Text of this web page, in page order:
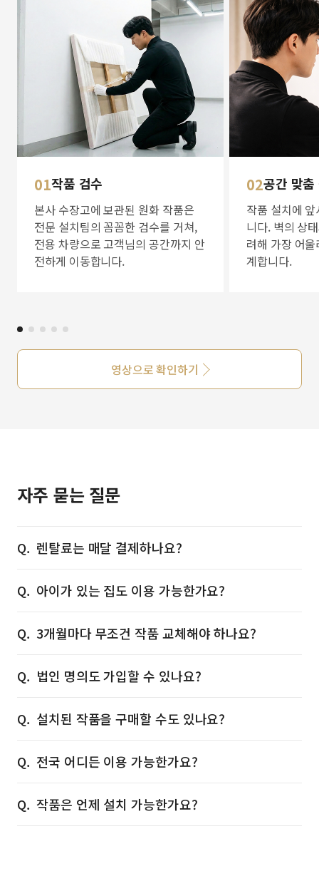
01작품 검수
본사 수장고에 보관된 원화 작품은
전문 설치팀의 꼼꼼한 검수를 거쳐,
전용 차량으로 고객님의 공간까지 안
전하게 이동합니다.
02공간 맞
작품 설치에
니다. 벽의 상
려해 가장 어
계합니다.
영상으로 확인하기
자주 묻는 질문
렌탈료는 매달 결제하나요?
아이가 있는 집도 이용 가능한가요?
3개월마다 무조건 작품 교체해야 하나요?
법인 명의도 가입할 수 있나요?
설치된 작품을 구매할 수도 있나요?
전국 어디든 이용 가능한가요?
작품은 언제 설치 가능한가요?